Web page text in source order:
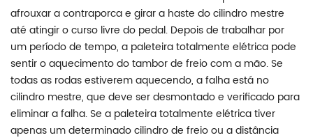
afrouxar a contraporca e girar a haste do cilindro mestre
até atingir o curso livre do pedal. Depois de trabalhar por
um período de tempo, a paleteira totalmente elétrica pode
sentir o aquecimento do tambor de freio com a mão. Se
todas as rodas estiverem aquecendo, a falha está no
cilindro mestre, que deve ser desmontado e verificado para
eliminar a falha. Se a paleteira totalmente elétrica tiver
apenas um determinado cilindro de freio ou a distância